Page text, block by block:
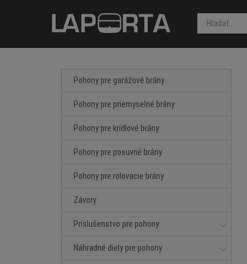
Pohony pre garážové brány
Pohony pre priemyselné brány
Pohony pre krídlové brány
Pohony pre posuvné brány
Pohony pre rolovacie brány
Závory
Príslušenstvo pre pohony
Náhradné diely pre pohony